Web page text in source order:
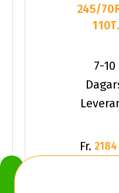
245/
110T
200 E
7-10
Fr.